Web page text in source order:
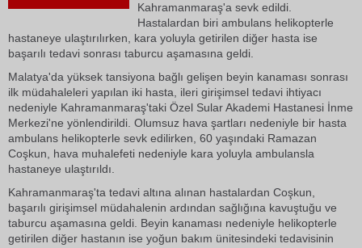
Kahramanmaraş'a sevk edildi.
Hastalardan biri ambulans helikopterle
hastaneye ulaştırılırken, kara yoluyla getirilen diğer hasta ise
başarılı tedavi sonrası taburcu aşamasına geldi.
Malatya'da yüksek tansiyona bağlı gelişen beyin kanaması sonrası
ilk müdahaleleri yapılan iki hasta, ileri girişimsel tedavi ihtiyacı
nedeniyle Kahramanmaraş'taki Özel Sular Akademi Hastanesi İnme
Merkezi'ne yönlendirildi. Olumsuz hava şartları nedeniyle bir hasta
ambulans helikopterle sevk edilirken, 60 yaşındaki Ramazan
Coşkun, hava muhalefeti nedeniyle kara yoluyla ambulansla
hastaneye ulaştırıldı.
Kahramanmaraş'ta tedavi altına alınan hastalardan Coşkun,
başarılı girişimsel müdahalenin ardından sağlığına kavuştuğu ve
taburcu aşamasına geldi. Beyin kanaması nedeniyle helikopterle
getirilen diğer hastanın ise yoğun bakım ünitesindeki tedavisinin